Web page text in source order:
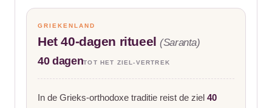
GRIEKENLAND
Het 40-dagen ritueel(Saranta)
40 dagenTOT HET ZIEL-VERTREK
In de Grieks-orthodoxe traditie reist de ziel 40